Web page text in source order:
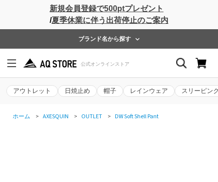
新規会員登録で500ptプレゼント
/夏季休業に伴う出荷停止のご案内
ブランド名から探す
アウトレット 日焼止め 帽子 レインウェア スリーピン
ホーム > AXESQUIN > OUTLET > DW Soft Shell Pant